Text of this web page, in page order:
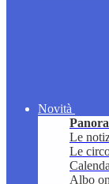
Novità
Le
Le
Albo